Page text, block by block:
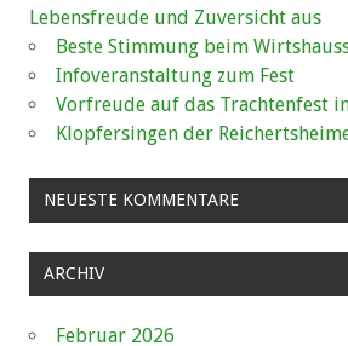
Lebensfreude und Zuversicht aus
Beste Stimmung beim
Infoveranstaltung zum Fest
Vorfreude auf das Trachtenfest
Klopfersingen der
NEUESTE KOMMENTARE
ARCHIV
Februar 2026